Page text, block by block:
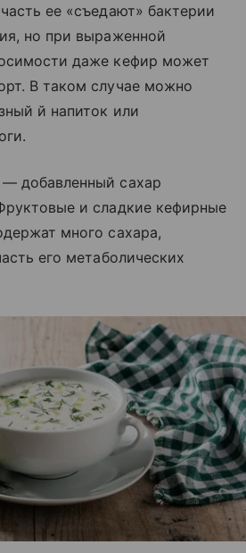
ее «съедают» бактерии
но при выраженной
даже кефир может
В таком случае можно
й напиток или
добавленный сахар
и сладкие кефирные
много сахара,
его метаболических